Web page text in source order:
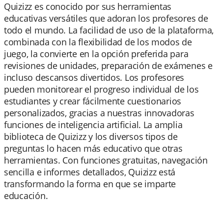
Quizizz es conocido por sus herramientas
educativas versátiles que adoran los profesores de
todo el mundo. La facilidad de uso de la plataforma,
combinada con la flexibilidad de los modos de
juego, la convierte en la opción preferida para
revisiones de unidades, preparación de exámenes e
incluso descansos divertidos. Los profesores
pueden monitorear el progreso individual de los
estudiantes y crear fácilmente cuestionarios
personalizados, gracias a nuestras innovadoras
funciones de inteligencia artificial. La amplia
biblioteca de Quizizz y los diversos tipos de
preguntas lo hacen más educativo que otras
herramientas. Con funciones gratuitas, navegación
sencilla e informes detallados, Quizizz está
transformando la forma en que se imparte
educación.